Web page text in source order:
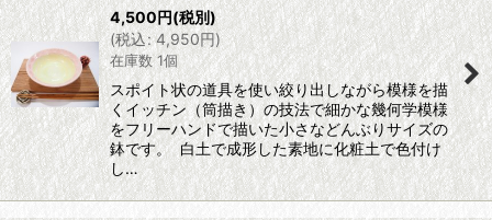
4,500円(税別)
(税込: 4,950円)
在庫数 1個
スポイト状の道具を使い絞り出しながら模様を描
くイッチン（筒描き）の技法で細かな幾何学模様
をフリーハンドで描いた小さなどんぶりサイズの
鉢です。 白土で成形した素地に化粧土で色付け
し…